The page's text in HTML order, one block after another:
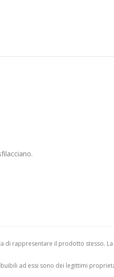
rappresentare il prodotto stesso.
ad essi sono dei legittimi